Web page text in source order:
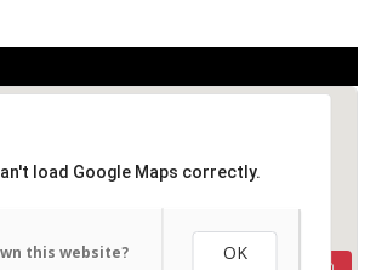
load Google Maps correctly.
this website? OK